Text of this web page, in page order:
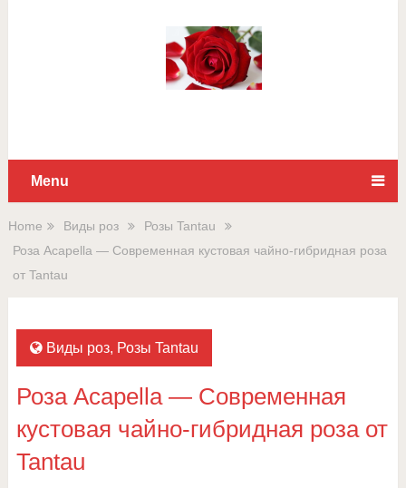
Menu
Home Виды роз
Розы Tantau
Роза Acapella — Современная кустовая чайно-гибридная роза
от Tantau
Виды роз, Розы Tantau
Роза Acapella — Современная
кустовая чайно-гибридная роза от
Tantau
Для любых предложений по
сайту: rossad12@cp9.ru